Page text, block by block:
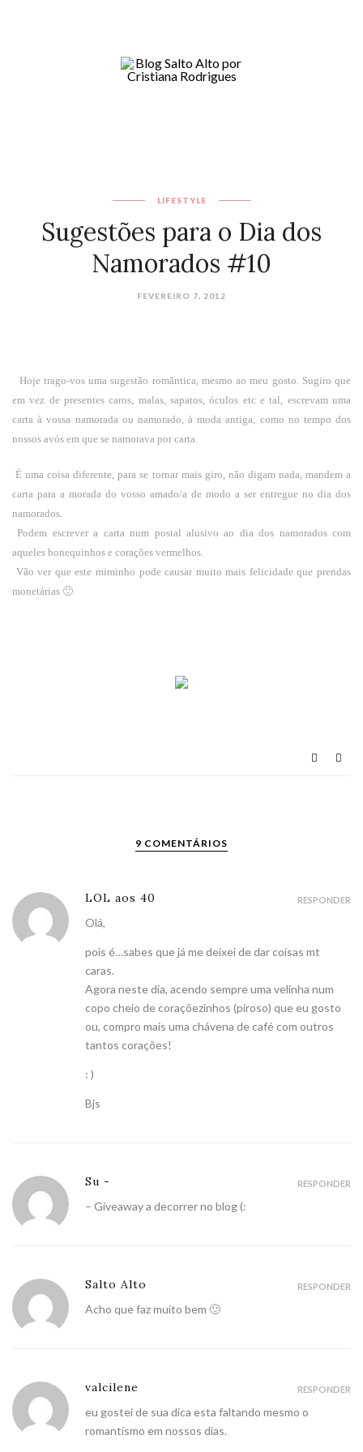
LIFESTYLE
Sugestões para o Dia dos
Namorados #10
FEVEREIRO 7, 2012
Hoje trago-vos uma sugestão romântica, mesmo ao meu gosto. Sugiro que
em vez de presentes caros, malas, sapatos, óculos etc e tal, escrevam uma
carta à vossa namorada ou namorado, à moda antiga, como no tempo dos
nossos avós em que se namorava por carta.
É uma coisa diferente, para se tornar mais giro, não digam nada, mandem a
carta para a morada do vosso amado/a de modo a ser entregue no dia dos
namorados.
Podem escrever a carta num postal alusivo ao dia dos namorados com
aqueles bonequinhos e corações vermelhos.
Vão ver que este miminho pode causar muito mais felicidade que prendas
monetárias 🙂
9 COMENTÁRIOS
LOL aos 40
Olá,
pois é…sabes que já me deixei de dar coisas mt
caras.
Agora neste dia, acendo sempre uma velinha num
copo cheio de coraçõezinhos (piroso) que eu gosto
ou, compro mais uma chávena de café com outros
tantos corações!
: )
Bjs
RESPONDER
Su -
– Giveaway a decorrer no blog (:
RESPONDER
Salto Alto
Acho que faz muito bem 🙂
RESPONDER
valcilene
eu gostei de sua dica esta faltando mesmo o
romantismo em nossos dias.
RESPONDER